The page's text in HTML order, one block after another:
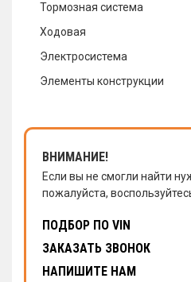
Тормозная система
Ходовая
Электросистема
Элементы конструкции
ВНИМАНИЕ!
Если вы не смогли найти
пожалуйста,
ПОДБОР ПО VIN
ЗАКАЗАТЬ ЗВОНОК
НАПИШИТЕ НАМ